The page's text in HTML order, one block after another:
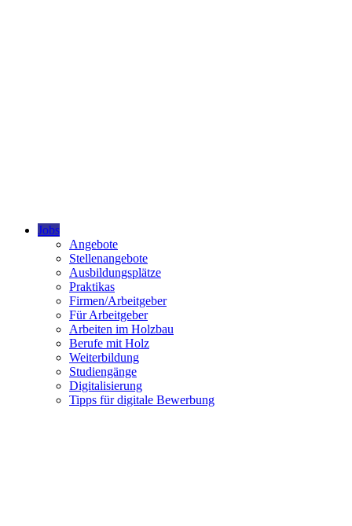
Jobs
Angebote
Stellenangebote
Ausbildungsplätze
Praktikas
Firmen/Arbeitgeber
Für Arbeitgeber
Arbeiten im Holzbau
Berufe mit Holz
Weiterbildung
Studiengänge
Digitalisierung
Tipps für digitale Bewerbung